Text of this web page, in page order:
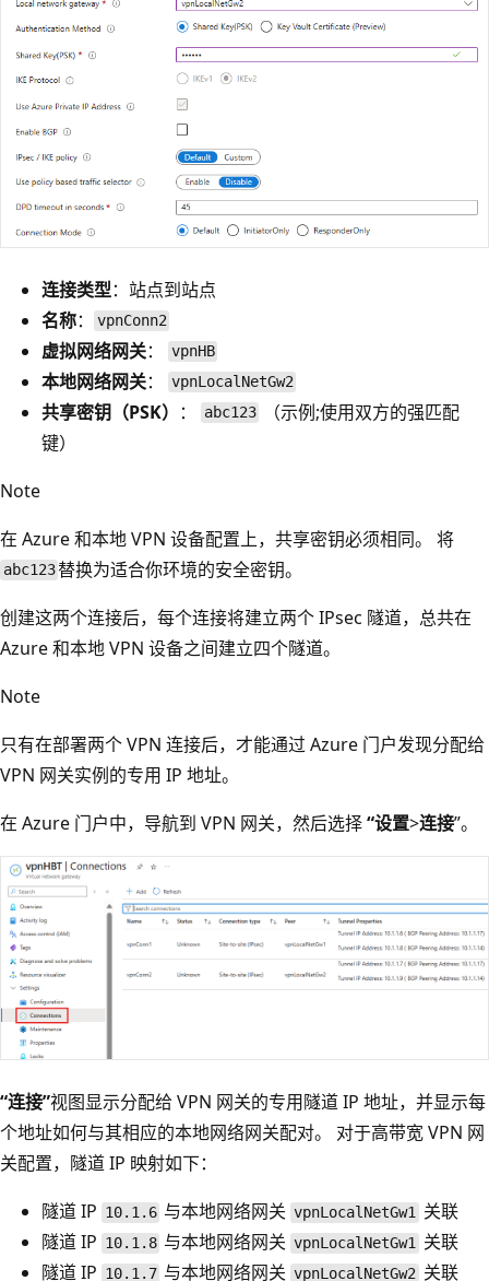
连接类型：站点到站点
名称： vpnConn2
虚拟网络网关： vpnHB
本地网络网关： vpnLocalNetGw2
共享密钥（PSK） ： abc123
（示例;使用双方的强匹配
键）
Note
在 Azure 和本地 VPN 设备配置上，共享密钥必须相同。 将
abc123 替换为适合你环境的安全密钥。
创建这两个连接后，每个连接将建立两个 IPsec 隧道，总共在
Azure 和本地 VPN 设备之间建立四个隧道。
Note
只有在部署两个 VPN 连接后，才能通过 Azure 门户发现分配给
VPN 网关实例的专用 IP 地址。
在 Azure 门户中，导航到 VPN 网关，然后选择“设置>连接”。
“连接”视图显示分配给 VPN 网关的专用隧道 IP 地址，并显示每
个地址如何与其相应的本地网络网关配对。 对于高带宽 VPN 网
关配置，隧道 IP 映射如下：
隧道 IP 10.1.6 与本地网络网关 vpnLocalNetGw1 关联
隧道 IP 10.1.8 与本地网络网关 vpnLocalNetGw1 关联
隧道 IP 10.1.7 与本地网络网关 vpnLocalNetGw2 关联